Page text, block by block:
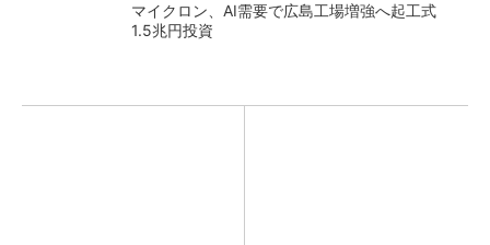
マイクロン、AI需要で広島工場増強へ起工式
1.5兆円投資